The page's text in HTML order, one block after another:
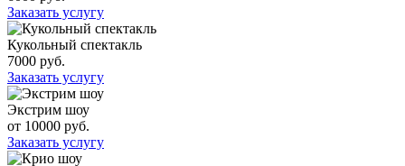
Заказать услугу
Кукольный спектакль
7000 руб.
Заказать услугу
Экстрим шоу
от 10000 руб.
Заказать услугу